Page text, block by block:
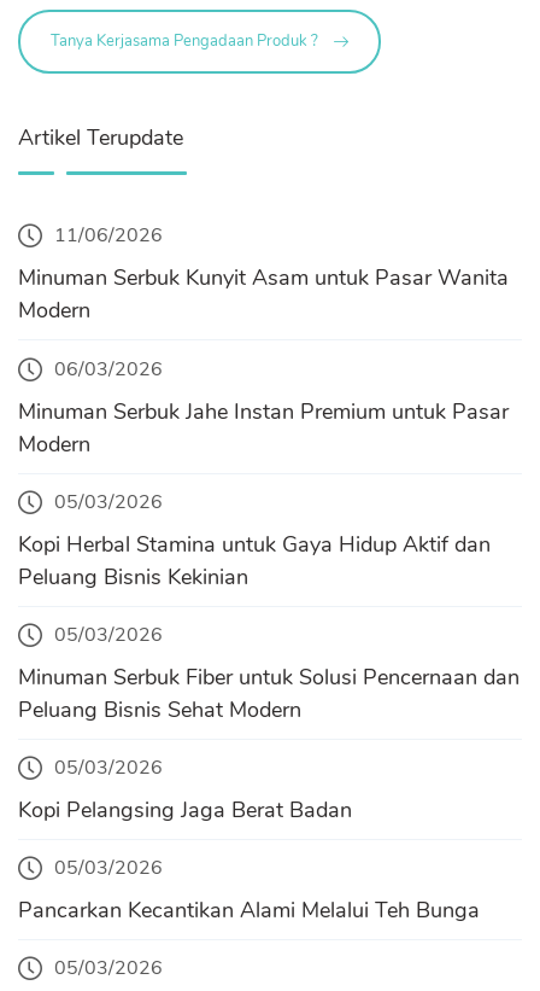
Tanya Kerjasama Pengadaan Produk ?
Artikel Terupdate
11/06/2026
Minuman Serbuk Kunyit Asam untuk Pasar Wanita
Modern
06/03/2026
Minuman Serbuk Jahe Instan Premium untuk Pasar
Modern
05/03/2026
Kopi Herbal Stamina untuk Gaya Hidup Aktif dan
Peluang Bisnis Kekinian
05/03/2026
Minuman Serbuk Fiber untuk Solusi Pencernaan dan
Peluang Bisnis Sehat Modern
05/03/2026
Kopi Pelangsing Jaga Berat Badan
05/03/2026
Pancarkan Kecantikan Alami Melalui Teh Bunga
05/03/2026